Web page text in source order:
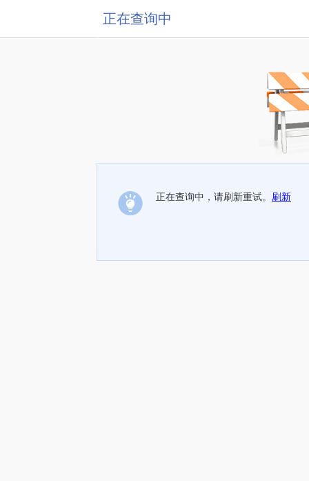
正在查询中
正在查询中，请刷新重试。 刷新